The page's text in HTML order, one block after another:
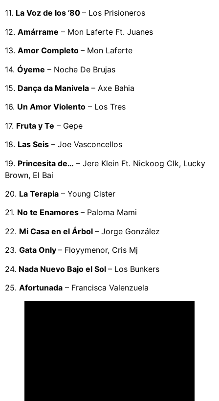
11. La Voz de los ’80 – Los Prisioneros
12. Amárrame – Mon Laferte Ft. Juanes
13. Amor Completo – Mon Laferte
14. Óyeme – Noche De Brujas
15. Dança da Manivela – Axe Bahia
16. Un Amor Violento – Los Tres
17. Fruta y Te – Gepe
18. Las Seis – Joe Vasconcellos
19. Princesita de… – Jere Klein Ft. Nickoog Clk, Lucky
Brown, El Bai
20. La Terapia – Young Cister
21. No te Enamores – Paloma Mami
22. Mi Casa en el Árbol – Jorge González
23. Gata Only – Floyymenor, Cris Mj
24. Nada Nuevo Bajo el Sol – Los Bunkers
25. Afortunada – Francisca Valenzuela